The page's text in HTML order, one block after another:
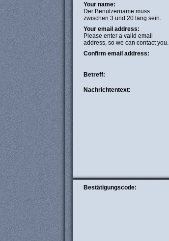
Your name:
Der Benutzername muss
zwischen 3 und 20 lang sein.
Your email address:
Please enter a valid email
address, so we can contact you.
Confirm email address:
Betreff:
Nachrichtentext:
Bestätigungscode: